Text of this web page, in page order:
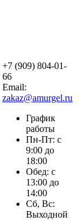
+7 (909) 804-01-
66
Email:
zakaz@amurgel.ru
График
работы
Пн-Пт: с
9:00 до
18:00
Обед: с
13:00 до
14:00
Сб, Вс:
Выходной